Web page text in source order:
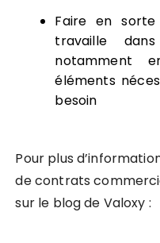
Faire en sorte
travaille
notamment
éléments
besoin
Pour plus
de contrats
sur le blog de Valoxy :